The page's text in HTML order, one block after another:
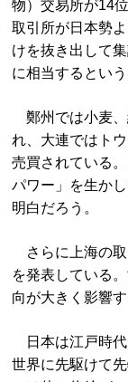
物）交易所が14
取引所が日本勢
けを抜き出して
に相当するという
鄭州では小麦、
れ、大連ではト
売買されている
パワー」を生か
明白だろう。
さらに上海の取
を発表している
向が大きく影響
日本は江戸時代
世界に先駆けて